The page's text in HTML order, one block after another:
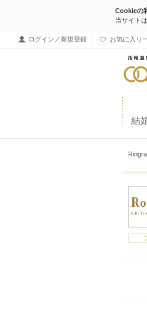
Cookieの
当サイト
ログイン／新規登録 お気に入り
結